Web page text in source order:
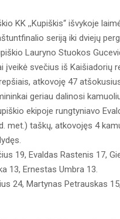
KK ,,Kupiškis“ išvykoje
seriją iki dviejų
Lauryno Stuokos
įveikė svečius iš Kaišiadorių
atkovoję 47
geriau dalinosi
ekipoje rungtyniavo
met.) taškų, atkovojęs 4
19, Evaldas Rastenis 17,
13, Ernestas Umbra 13.
24, Martynas Petrauskas